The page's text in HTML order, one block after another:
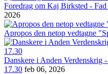
Foredrag om Kaj Birksted -
2026
Apropos den netop vedtagne
Danskere i Anden Verdenskrig
17.30 feb 06, 2026